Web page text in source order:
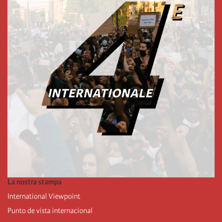
La nostra stampa
International Viewpoint
Punto de vista internacional